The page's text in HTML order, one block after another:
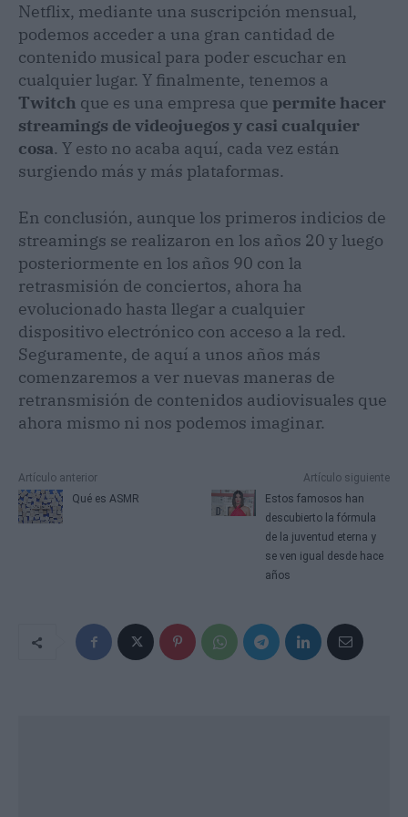
Netflix, mediante una suscripción mensual,
podemos acceder a una gran cantidad de
contenido musical para poder escuchar en
cualquier lugar. Y finalmente, tenemos a
Twitch que es una empresa que permite hacer
streamings de videojuegos y casi cualquier
cosa. Y esto no acaba aquí, cada vez están
surgiendo más y más plataformas.
En conclusión, aunque los primeros indicios de
streamings se realizaron en los años 20 y luego
posteriormente en los años 90 con la
retrasmisión de conciertos, ahora ha
evolucionado hasta llegar a cualquier
dispositivo electrónico con acceso a la red.
Seguramente, de aquí a unos años más
comenzaremos a ver nuevas maneras de
retransmisión de contenidos audiovisuales que
ahora mismo ni nos podemos imaginar.
Artículo anterior
Qué es ASMR
Artículo siguiente
Estos famosos han
descubierto la fórmula
de la juventud eterna y
se ven igual desde hace
años